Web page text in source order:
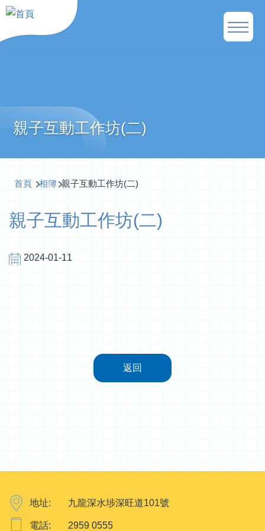
移至主內容
Main
親子互動工作坊(二)
導
連
首頁 相簿 親子互動工作坊(二)
親子互動工作坊(二)
2024-01-11
返回
地址: 九龍深水埗深旺道101號
電話: 2959 0555